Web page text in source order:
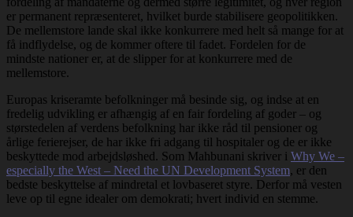
er permanent repræsenteret, hvilket burde stabilisere geopolitikken.
De mellemstore lande skal ikke konkurrere med helt så mange for at
få indflydelse, og de kommer oftere til fadet. Fordelen for de
mindste nationer er, at de slipper for at konkurrere med de
mellemstore.
Europas kriseramte befolkninger må besinde sig, og indse at en
fredelig udvikling er afhængig af en fair fordeling af goder – og
størstedelen af verdens befolkning har ikke råd til pensioner og
årlige ferierejser, de har ikke fri adgang til hospitaler og de er ikke
beskyttede mod arbejdsløshed. Som Mahbunani skriver i Why We –
especially the West – Need the UN Development System, er den
bedste beskyttelse af mindretal et lovbaseret styre. Derfor må vesten
leve op til egne idealer om demokrati; hvert individ en stemme.